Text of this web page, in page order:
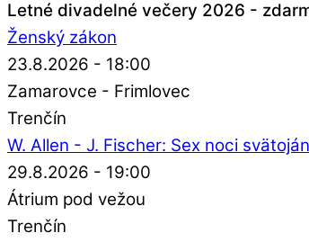
Letné divadelné večery 2026 -
Ženský zákon
23.8.2026 - 18:00
Zamarovce - Frimlovec
Trenčín
W. Allen - J. Fischer: Sex noci
29.8.2026 - 19:00
Átrium pod vežou
Trenčín